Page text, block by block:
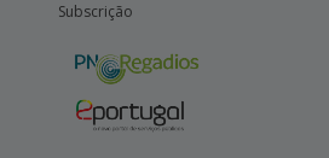
Subscrição